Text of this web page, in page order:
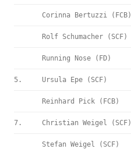
Corinna Bertuzzi (FCB)
Rolf Schumacher (SCF)
Running Nose (FD)
5. Ursula Epe (SCF)
Reinhard Pick (FCB)
7. Christian Weigel (SCF)
Stefan Weigel (SCF)